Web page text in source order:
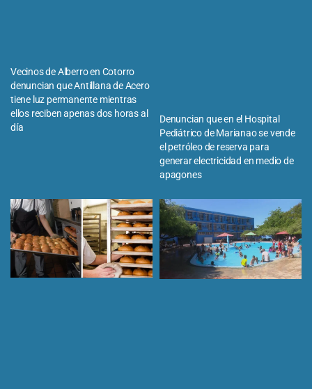
Vecinos de Alberro en Cotorro
denuncian que Antillana de Acero
tiene luz permanente mientras
ellos reciben apenas dos horas al
día
Denuncian que en el Hospital
Pediátrico de Marianao se vende
el petróleo de reserva para
generar electricidad en medio de
apagones